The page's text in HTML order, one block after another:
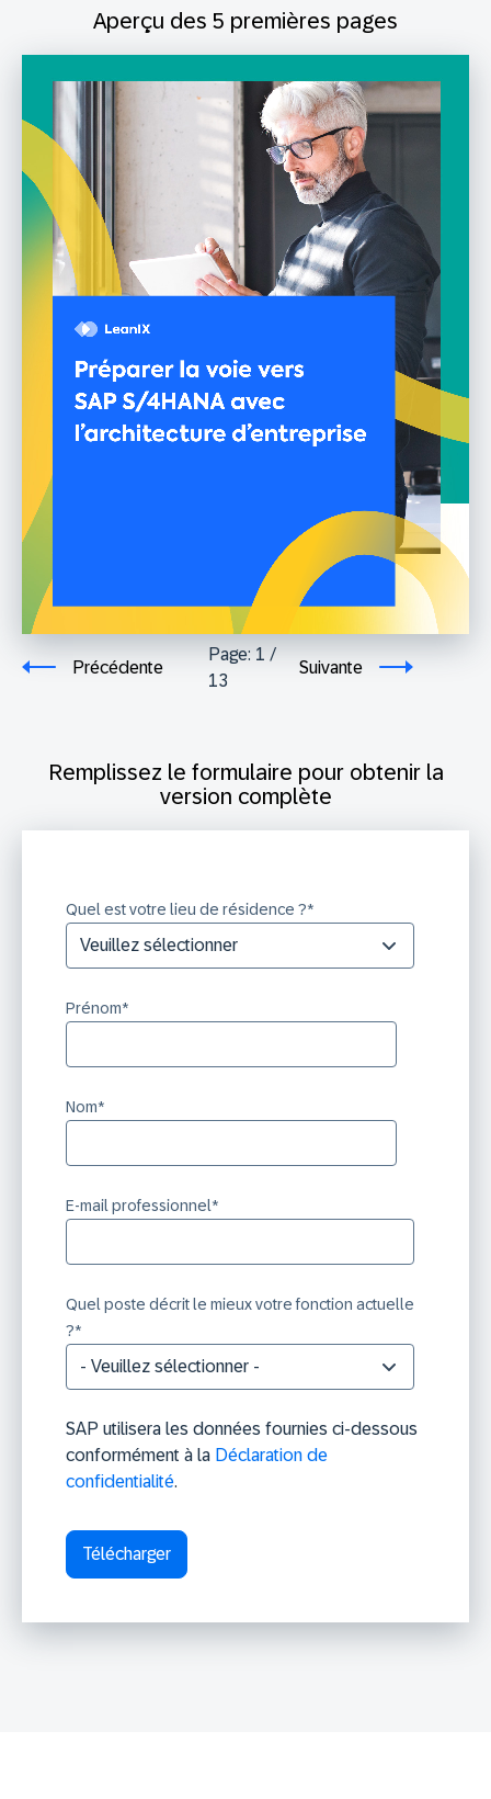
Aperçu des 5 premières pages
Précédente
Page: 1 /
13
Suivante
Remplissez le formulaire pour obtenir la
version complète
Quel est votre lieu de résidence ?*
Prénom*
Nom*
E-mail professionnel*
Quel poste décrit le mieux votre fonction actuelle
?*
SAP utilisera les données fournies ci-dessous
conformément à la Déclaration de
confidentialité.